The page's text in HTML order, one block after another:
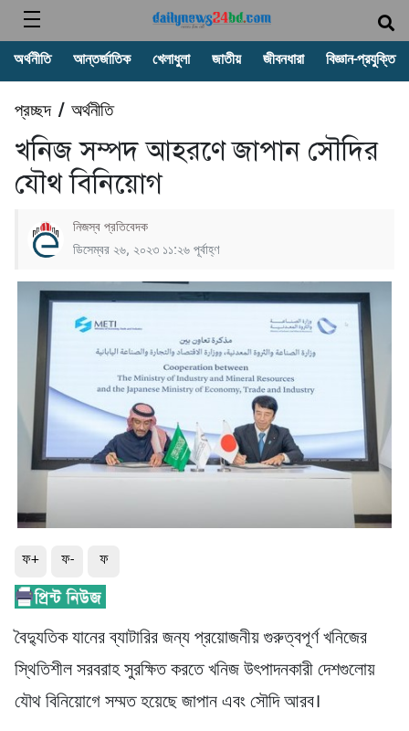
অর্থনীতি আন্তর্জাতিক খেলাধুলা জাতীয় জীবনধারা বিজ্ঞান-প্রযুক্তি
প্রচ্ছদ/ অর্থনীতি
খনিজ সম্পদ আহরণে জাপান সৌদির
যৌথ বিনিয়োগ
নিজস্ব প্রতিবেদক
ডিসেম্বর ২৬, ২০২৩ ১১:২৬ পূর্বাহ্ণ
ফ+ ফ- ফ
বৈদ্যুতিক যানের ব্যাটারির জন্য প্রয়োজনীয় গুরুত্বপূর্ণ খনিজের
স্থিতিশীল সরবরাহ সুরক্ষিত করতে খনিজ উৎপাদনকারী দেশগুলোয়
যৌথ বিনিয়োগে সম্মত হয়েছে জাপান এবং সৌদি আরব।